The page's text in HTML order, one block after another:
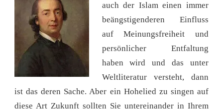
auch der Islam einen immer
beängstigenderen Einfluss
auf Meinungsfreiheit und
persönlicher Entfaltung
haben wird und das unter
Weltliteratur versteht, dann
ist das deren Sache. Aber ein Hohelied zu singen auf
diese Art Zukunft sollten Sie untereinander in Ihrem